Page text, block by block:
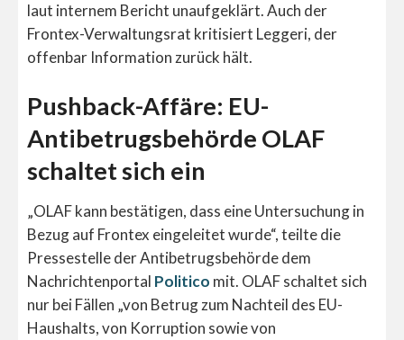
laut internem Bericht unaufgeklärt. Auch der
Frontex-Verwaltungsrat kritisiert Leggeri, der
offenbar Information zurück hält.
Pushback-Affäre: EU-
Antibetrugsbehörde OLAF
schaltet sich ein
„OLAF kann bestätigen, dass eine Untersuchung in
Bezug auf Frontex eingeleitet wurde“, teilte die
Pressestelle der Antibetrugsbehörde dem
Nachrichtenportal Politico mit. OLAF schaltet sich
nur bei Fällen „von Betrug zum Nachteil des EU-
Haushalts, von Korruption sowie von